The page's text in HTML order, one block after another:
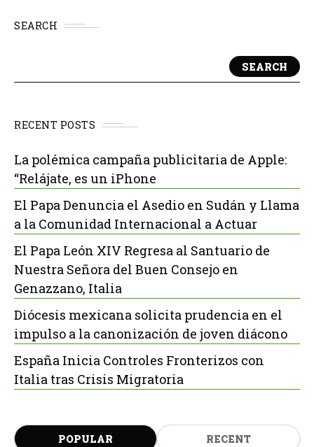
SEARCH
SEARCH
RECENT POSTS
La polémica campaña publicitaria de Apple:
“Relájate, es un iPhone
El Papa Denuncia el Asedio en Sudán y Llama
a la Comunidad Internacional a Actuar
El Papa León XIV Regresa al Santuario de
Nuestra Señora del Buen Consejo en
Genazzano, Italia
Diócesis mexicana solicita prudencia en el
impulso a la canonización de joven diácono
España Inicia Controles Fronterizos con
Italia tras Crisis Migratoria
POPULAR RECENT